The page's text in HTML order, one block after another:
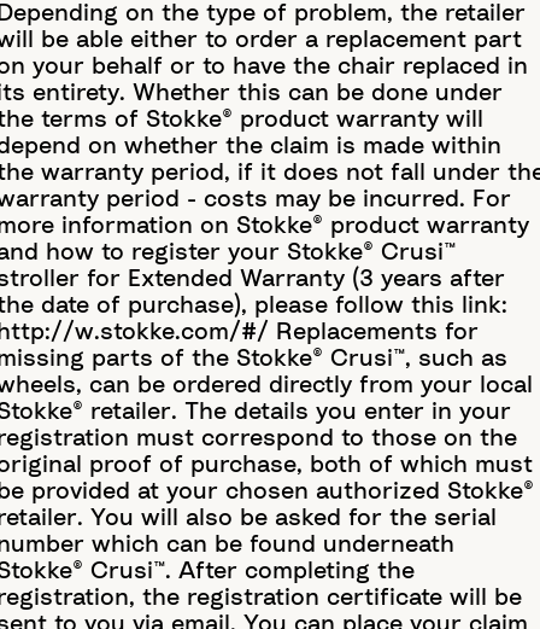
on the type of problem, the retailer
be able either to order a replacement part
your behalf or to have the chair replaced in
entirety. Whether this can be done under
terms of Stokke® product warranty will
on whether the claim is made within
warranty period, if it does not fall under
period - costs may be incurred. For
information on Stokke® product warranty
how to register your Stokke® Crusi™
for Extended Warranty (3 years after
date of purchase), please follow this link:
w.stokke.com/#/ Replacements for
parts of the Stokke® Crusi™, such as
can be ordered directly from your local
retailer. The details you enter in your
must correspond to those on the
proof of purchase, both of which must
provided at your chosen authorized Stokke®
You will also be asked for the serial
which can be found underneath
Crusi™. After completing the
the registration certificate will be
to you via email. You can place your claim